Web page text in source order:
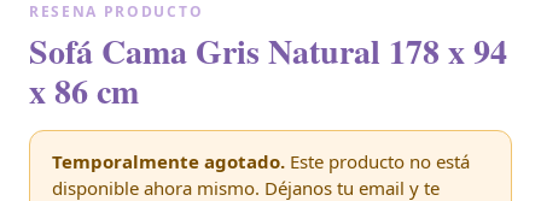
RESENA PRODUCTO
Sofá Cama Gris Natural 178 x 94
x 86 cm
Temporalmente agotado. Este producto no está
disponible ahora mismo. Déjanos tu email y te